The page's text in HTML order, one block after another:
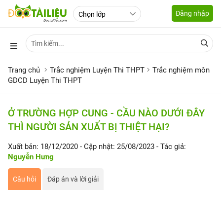
Đăng nhập
Trang chủ Trắc nghiệm Luyện Thi THPT
Trắc nghiệm môn
GDCD Luyện Thi THPT
Ở TRƯỜNG HỢP CUNG - CẦU NÀO DƯỚI ĐÂY
THÌ NGƯỜI SẢN XUẤT BỊ THIỆT HẠI?
Xuất bản: 18/12/2020 - Cập nhật: 25/08/2023 - Tác giả:
Nguyễn Hưng
Câu hỏi Đáp án và lời giải